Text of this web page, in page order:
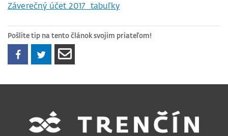
Záverečný účet 2017_tabuľky
Pošlite tip na tento článok svojim priateľom!